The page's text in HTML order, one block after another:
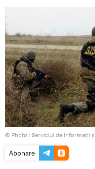
© Photo : Serviciul de Informaţii
Abonare